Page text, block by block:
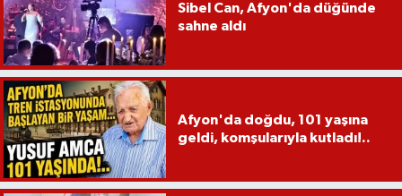
Sibel Can, Afyon'da düğünde
sahne aldı
Afyon'da doğdu, 101 yaşına
geldi, komşularıyla kutladı!..